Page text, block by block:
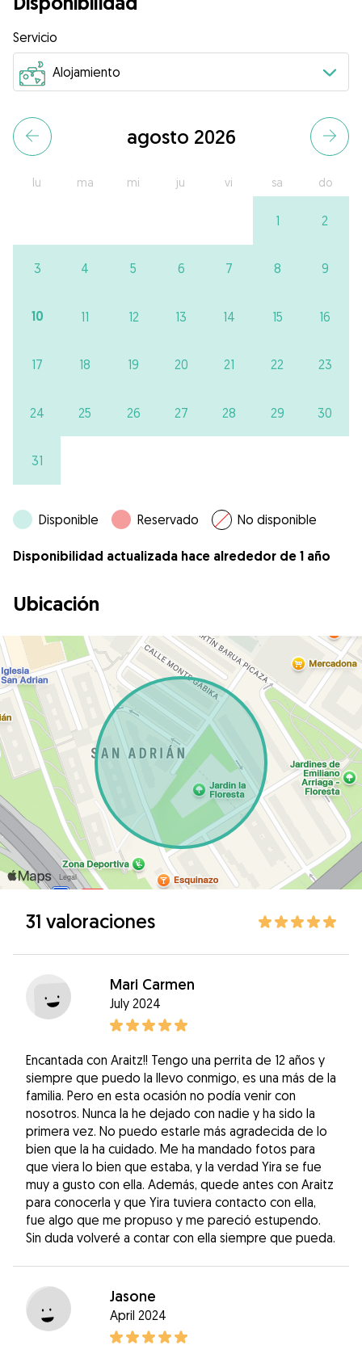
Servicio
agosto 2026
lu ma mi ju vi sa do
1 2
3 4 5 6 7 8 9
10 11 12 13 14 15 16
17 18 19 20 21 22 23
24 25 26 27 28 29 30
31
Disponible Reservado No disponible
Disponibilidad actualizada hace alrededor de 1 año
Ubicación
31 valoraciones
Mari Carmen
July 2024
Encantada con Araitz!! Tengo una perrita de 12 años y
siempre que puedo la llevo conmigo, es una más de la
familia. Pero en esta ocasión no podía venir con
nosotros. Nunca la he dejado con nadie y ha sido la
primera vez. No puedo estarle más agradecida de lo
bien que la ha cuidado. Me ha mandado fotos para
que viera lo bien que estaba, y la verdad Yira se fue
muy a gusto con ella. Además, quede antes con Araitz
para conocerla y que Yira tuviera contacto con ella,
fue algo que me propuso y me pareció estupendo.
Sin duda volveré a contar con ella siempre que pueda.
Jasone
April 2024